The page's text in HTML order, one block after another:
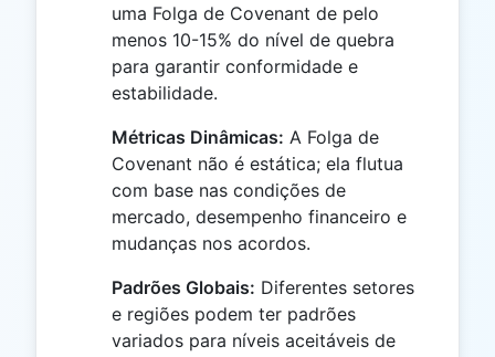
uma Folga de Covenant de pelo
menos 10-15% do nível de quebra
para garantir conformidade e
estabilidade.
Métricas Dinâmicas: A Folga de
Covenant não é estática; ela flutua
com base nas condições de
mercado, desempenho financeiro e
mudanças nos acordos.
Padrões Globais: Diferentes setores
e regiões podem ter padrões
variados para níveis aceitáveis de